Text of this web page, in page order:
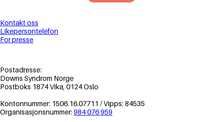
Kontakt oss
Likepersontelefon
For presse
Postadresse:
Downs Syndrom Norge
Postboks 1874 Vika, 0124 Oslo
Kontonnummer: 1506.16.07711 / Vipps: 84535
Organisasjonsnummer: 984 076 959